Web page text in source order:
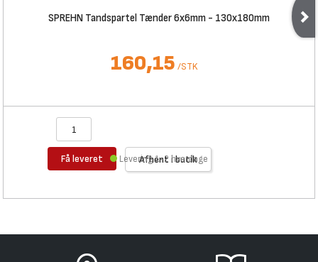
SPREHN Tandspartel Tænder 6x6mm - 130x180mm
160,15 /STK
Få leveret Afhent i butik
Levering 1-2 hverdage